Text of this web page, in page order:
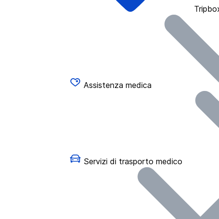
Assistenza medica
Servizi di trasporto medico